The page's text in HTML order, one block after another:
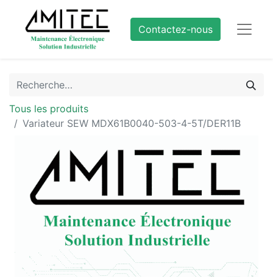
Contactez-nous
Tous les produits
Variateur SEW MDX61B0040-503-4-5T/DER11B